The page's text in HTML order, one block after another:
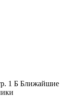
1 Б Ближайшие